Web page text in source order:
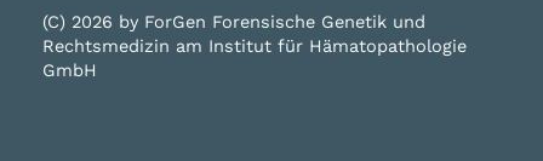
(C) 2026 by ForGen Forensische Genetik und
Rechtsmedizin am Institut für Hämatopathologie
GmbH